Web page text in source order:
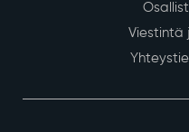
Viestintä